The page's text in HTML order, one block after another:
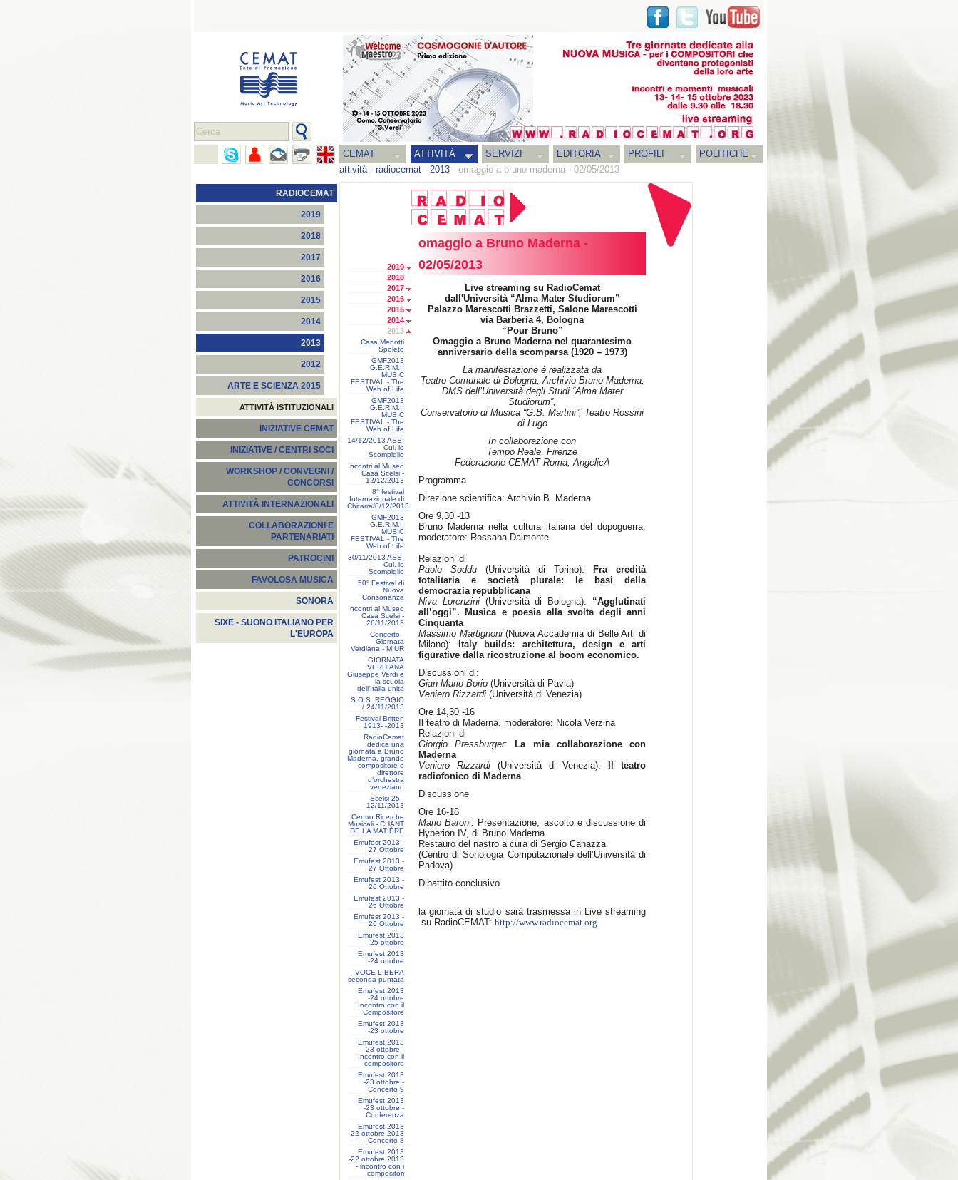
CEMAT ATTIVITÀ SERVIZI EDITORIA PROFILI
POLITICHE
attività- radiocemat - 2013 - omaggio a bruno maderna - 02/05/2013
RADIOCEMAT
2019
2018
2017
2016
2015
2014
2013
2012
ARTE E SCIENZA 2015
ATTIVITÀ ISTITUZIONALI
INIZIATIVE CEMAT
INIZIATIVE / CENTRI SOCI
WORKSHOP / CONVEGNI /
CONCORSI
ATTIVITÀ INTERNAZIONALI
COLLABORAZIONI E
PARTENARIATI
PATROCINI
FAVOLOSA MUSICA
SONORA
SIXE - SUONO ITALIANO PER
L'EUROPA
2019
2018
2017
2016
2015
2014
2013
Casa Menotti
Spoleto
GMF2013
G.E.R.M.I.
MUSIC
FESTIVAL - The
Web of Life
GMF2013
G.E.R.M.I.
MUSIC
FESTIVAL - The
Web of Life
14/12/2013 ASS.
Cul. lo
Scompiglio
Incontri al Museo
Casa Scelsi -
12/12/2013
8° festival
Internazionale di
Chitarra/8/12/2013
GMF2013
G.E.R.M.I.
MUSIC
FESTIVAL - The
Web of Life
30/11/2013 ASS.
Cul. lo
Scompiglio
50° Festival di
Nuova
Consonanza
Incontri al Museo
Casa Scelsi -
26/11/2013
Concerto -
Giornata
Verdiana - MIUR
GIORNATA
VERDIANA
Giuseppe Verdi e
la scuola
dell’Italia unita
S.O.S. REGGIO
/ 24/11/2013
Festival Britten
1913- ‐2013
RadioCemat
dedica una
giornata a Bruno
Maderna, grande
compositore e
direttore
d’orchestra
veneziano
Scelsi 25 -
12/11/2013
Centro Ricerche
Musicali - CHANT
DE LA MATIÈRE
Emufest 2013 -
27 Ottobre
Emufest 2013 -
27 Ottobre
Emufest 2013 -
26 Ottobre
Emufest 2013 -
26 Ottobre
Emufest 2013 -
26 Ottobre
Emufest 2013
-25 ottobre
Emufest 2013
-24 ottobre
VOCE LIBERA
seconda puntata
Emufest 2013
-24 ottobre
Incontro con il
Compositore
Emufest 2013
-23 ottobre
Emufest 2013
-23 ottobre -
Incontro con il
compositore
Emufest 2013
-23 ottobre -
Concerto 9
Emufest 2013
-23 ottobre -
Conferenza
Emufest 2013
-22 ottobre 2013
- Concerto 8
Emufest 2013
-22 ottobre 2013
- incontro con i
compositori
omaggio a Bruno Maderna -
02/05/2013
Live streaming su RadioCemat
dall'Università “Alma Mater Studiorum”
Palazzo Marescotti Brazzetti, Salone Marescotti
via Barberia 4, Bologna
“Pour Bruno”
Omaggio a Bruno Maderna nel quarantesimo
anniversario della scomparsa (1920 – 1973)
La manifestazione è realizzata da
Teatro Comunale di Bologna, Archivio Bruno Maderna,
DMS dell’Università degli Studi “Alma Mater
Studiorum”,
Conservatorio di Musica “G.B. Martini”, Teatro Rossini
di Lugo
In collaborazione con
Tempo Reale, Firenze
Federazione CEMAT Roma, AngelicA
Programma
Direzione scientifica: Archivio B. Maderna
Ore 9,30 -13
Bruno Maderna nella cultura italiana del dopoguerra,
moderatore: Rossana Dalmonte
Relazioni di
Paolo Soddu (Università di Torino):
Fra eredità
totalitaria e società plurale: le basi della
democrazia repubblicana
Niva Lorenzini(Università di Bologna): “Agglutinati
all’oggi”. Musica e poesia alla svolta degli anni
Cinquanta
Massimo Martignoni(Nuova Accademia di Belle Arti di
Milano):
Italy builds: architettura, design e arti
figurative dalla ricostruzione al boom economico.
Discussioni di:
Gian Mario Borio (Università di Pavia)
Veniero Rizzardi (Università di Venezia)
Ore 14,30 -16
Il teatro di Maderna, moderatore: Nicola Verzina
Relazioni di
Giorgio Pressburger:
La mia collaborazione con
Maderna
Veniero Rizzardi (Università di Venezia):
Il teatro
radiofonico di Maderna
Discussione
Ore 16-18
Mario Baroni: Presentazione, ascolto e discussione di
Hyperion IV, di Bruno Maderna
Restauro del nastro a cura di Sergio Canazza
(Centro di Sonologia Computazionale dell’Università di
Padova)
Dibattito conclusivo
la giornata di studio sarà trasmessa in Live streaming
su RadioCEMAT: http://www.radiocemat.org